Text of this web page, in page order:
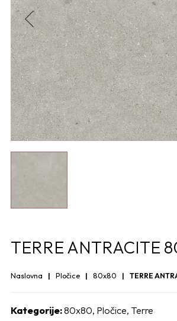
TERRE ANTRACITE
Naslovna Pločice 80x80 TERRE
Kategorije:80x80, Pločice, Terre